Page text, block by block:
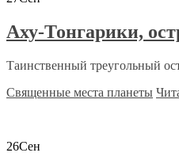
Аху-Тонгарики,
Таинственный треугольный
Священные места планеты
26Сен